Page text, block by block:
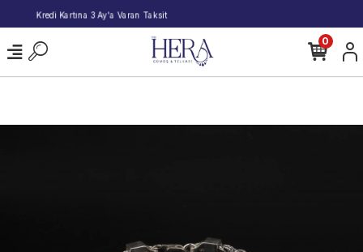
2000 TL ve Üzeri Alışverişlerde Kargo Bedava!
0